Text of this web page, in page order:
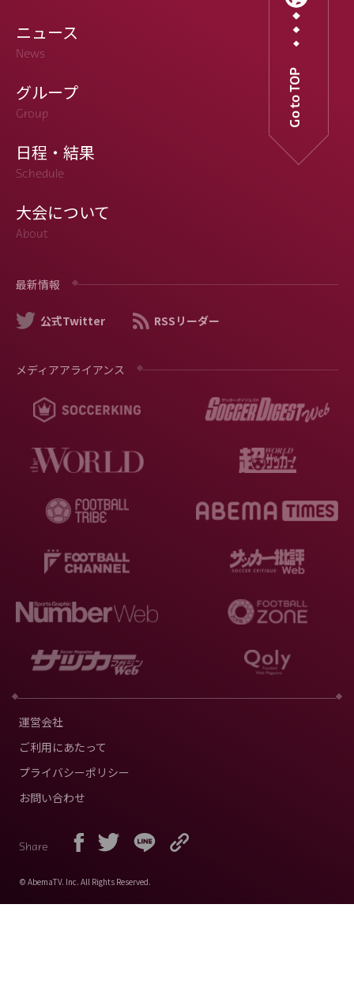
ニュース
News
グループ
Group
日程・結果
Schedule
大会について
About
最新情報
公式Twitter RSSリーダー
メディアアライアンス
Go to TOP
運営会社
ご利用にあたって
プライバシーポリシー
お問い合わせ
Share
© AbemaTV. Inc. All Rights Reserved.